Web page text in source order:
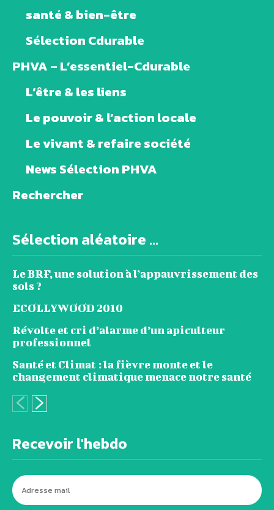
santé & bien-être
Sélection Cdurable
PHVA – L’essentiel-Cdurable
L’être & les liens
Le pouvoir & l’action locale
Le vivant & refaire société
News Sélection PHVA
Rechercher
Sélection aléatoire ...
Le BRF, une solution à l’appauvrissement des
sols ?
ECOLLYWOOD 2010
Révolte et cri d’alarme d’un apiculteur
professionnel
Santé et Climat : la fièvre monte et le
changement climatique menace notre santé
Recevoir l'hebdo